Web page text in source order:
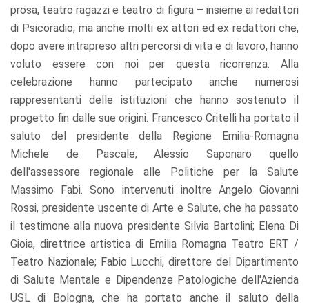
prosa, teatro ragazzi e teatro di figura – insieme ai redattori
di Psicoradio, ma anche molti ex attori ed ex redattori che,
dopo avere intrapreso altri percorsi di vita e di lavoro, hanno
voluto essere con noi per questa ricorrenza. Alla
celebrazione hanno partecipato anche numerosi
rappresentanti delle istituzioni che hanno sostenuto il
progetto fin dalle sue origini. Francesco Critelli ha portato il
saluto del presidente della Regione Emilia-Romagna
Michele de Pascale; Alessio Saponaro quello
dell'assessore regionale alle Politiche per la Salute
Massimo Fabi. Sono intervenuti inoltre Angelo Giovanni
Rossi, presidente uscente di Arte e Salute, che ha passato
il testimone alla nuova presidente Silvia Bartolini; Elena Di
Gioia, direttrice artistica di Emilia Romagna Teatro ERT /
Teatro Nazionale; Fabio Lucchi, direttore del Dipartimento
di Salute Mentale e Dipendenze Patologiche dell'Azienda
USL di Bologna, che ha portato anche il saluto della